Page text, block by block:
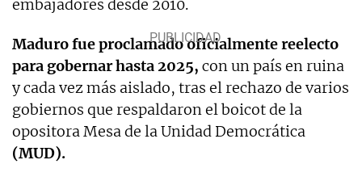
embajadores desde 2010.
Maduro fue proclamado oficialmente reelecto
para gobernar hasta 2025, con un país en ruina
y cada vez más aislado, tras el rechazo de varios
gobiernos que respaldaron el boicot de la
opositora Mesa de la Unidad Democrática
(MUD).